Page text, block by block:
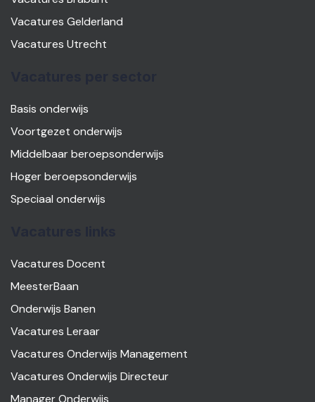
Vacatures Gelderland
Vacatures Utrecht
Basis onderwijs
Voortgezet onderwijs
Middelbaar beroepsonderwijs
Hoger beroepsonderwijs
Speciaal onderwijs
Vacatures Docent
MeesterBaan
Onderwijs Banen
Vacatures Leraar
Vacatures Onderwijs Management
Vacatures Onderwijs Directeur
Manager Onderwijs